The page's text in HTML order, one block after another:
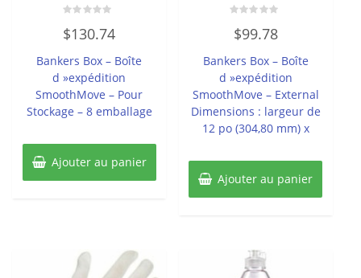
0
sur
$130.74
Bankers Box – Boîte
d »expédition
SmoothMove – Pour
Stockage – 8 emballage
Ajouter au panier
0
sur
$99.78
Bankers Box – Boîte
d »expédition
SmoothMove – External
Dimensions : largeur de
12 po (304,80 mm) x
Ajouter au panier